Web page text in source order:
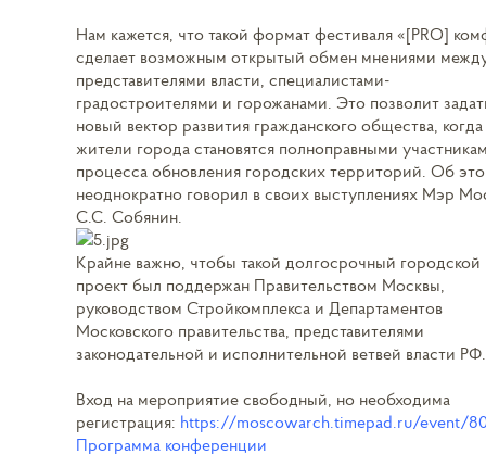
Нам кажется, что такой формат фестиваля «[PRO]
сделает возможным открытый обмен мнениями
представителями власти, специалистами-
градостроителями и горожанами. Это позволит
новый вектор развития гражданского общества, когда
жители города становятся полноправными
процесса обновления городских территорий. Об
неоднократно говорил в своих выступлениях Мэр
С.С. Собянин.
Крайне важно, чтобы такой долгосрочный городской
проект был поддержан Правительством Москвы,
руководством Стройкомплекса и Департаментов
Московского правительства, представителями
законодательной и исполнительной ветвей власти
Вход на мероприятие свободный, но необходима
регистрация: https://moscowarch.timepad.ru/event/
Программа конференции